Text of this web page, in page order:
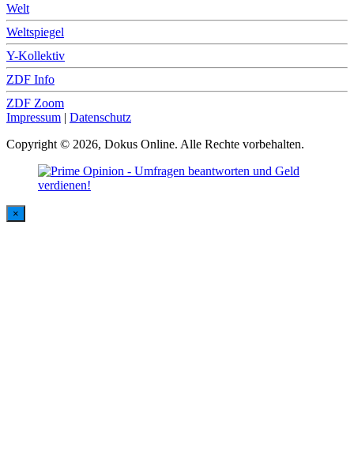
Welt
Weltspiegel
Y-Kollektiv
ZDF Info
ZDF Zoom
Impressum | Datenschutz
Copyright © 2026, Dokus Online. Alle Rechte vorbehalten.
×